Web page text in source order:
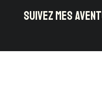
SUIVEZ MES